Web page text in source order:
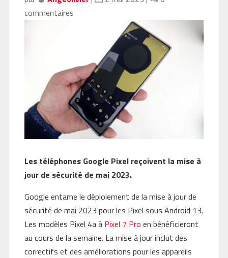
commentaires
Les téléphones Google Pixel reçoivent la mise à
jour de sécurité de mai 2023.
Google entame le déploiement de la mise à jour de
sécurité de mai 2023 pour les Pixel sous Android 13.
Les modèles Pixel 4a à Pixel 7 Pro en bénéficieront
au cours de la semaine. La mise à jour inclut des
correctifs et des améliorations pour les appareils